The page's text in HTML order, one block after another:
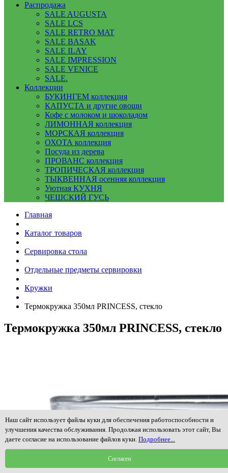
Распродажа
SALE AUGUSTA
SALE LCS
SALE RETRO MAT
SALE BASAK
SALE ILAY
SALE IMPRESSION
SALE VENICE
SALE.
Коллекции
БУКИНГЕМ коллекция
КАПУСТА и другие овощи
Кофе с молоком и шоколадом
ЛИМОННАЯ коллекция
МОРСКАЯ коллекция
ОХОТА коллекция
Посуда из дерева
ПРОВАНС коллекция
ТРОПИЧЕСКАЯ коллекция
ТЫКВЕННАЯ осенняя коллекция
Уютная КУХНЯ
ЧЕШСКИЙ ГУСЬ
Главная
Каталог товаров
Сервировка стола
Отдельные предметы сервировки
Кружки
Термокружка 350мл PRINCESS, стекло
Термокружка 350мл PRINCESS, стекло
Наш сайт использует файлы куки для обеспечения работоспособности и
улучшения качества обслуживания. Продолжая использовать этот сайт, Вы
даете согласие на использование файлов куки. Подробнее...
Согласен